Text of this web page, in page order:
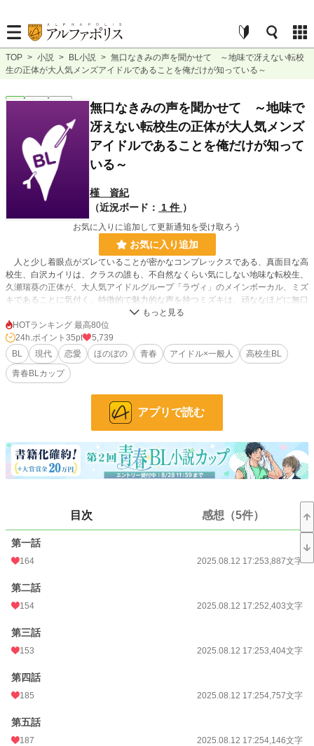
TOP > 小説 > BL小説 > 無口なきみの声を聞かせて ～地味で冴えない転校
生の正体が大人気メンズアイドルであることを俺だけが知っている～
BL 完結 長編
無口なきみの声を聞かせて ～地味で
冴えない転校生の正体が大人気メンズ
アイドルであることを俺だけが知って
いる～
槿 資紀
（近況ボード：
1 件 ）
お気に入りに追加して更新通知を受け取ろう
お気に入り追加
人と少し着眼点がズレていることが密かなコンプレックスである、真面目な高
校生、白沢カイリは、クラスの誰も、不自然なくらい気にしない地味な転校生、
久瀬瑞葵の正体が、大人気アイドルグループ「ラヴィ」のメインボーカル、ミズ
キであることに気付く。特徴的で魅力的な声を持つミズキは、頑ななほどに無口
を貫いていて、カイリは度々、そんな彼が困っているところをそれとなく助ける
毎日を送っていた。
ひょんなことから、そんなミズキに勉強を教えることになったカイリは、それ
をきっかけに、ミズキとの仲を深めていく。休日も遊びに行くような仲になる
も、どうしても、地味な転校生・久瀬の正体に、自分だけは気付いていることが
打ち明けられなくて――――。
19,104 位 / 228,744 件
4,571 位 / 31,416 件
お気に入り 151
24h.ポイント 35 pt
更新日時 2025.09.19 15:10
週間ポイント
月間ポイント
年間ポイント
累計ポイント
HOTランキング 最高80位
24h.ポイント 35pt
5,739
BL
現代 恋愛 ほのぼの 青春 アイドル×一般人
高校生BL
青春BLカップ​
アプリで読む
目次 感想（5件）
第一話
164 2025.08.12 17:253,887文字
第二話
154 2025.08.12 17:252,403文字
第三話
153 2025.08.12 17:253,404文字
第四話
185 2025.08.12 17:254,757文字
第五話
187 2025.08.12 17:254,146文字